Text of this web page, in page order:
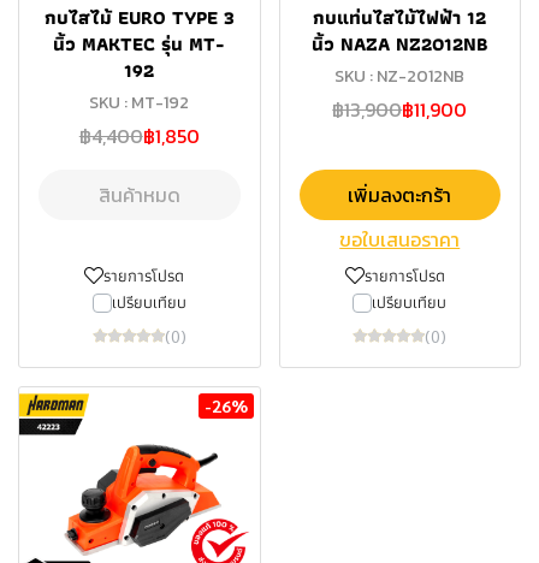
กบไสไม้ EURO TYPE 3
นิ้ว MAKTEC รุ่น MT-
192
SKU : MT-192
฿4,400฿1,850
สินค้าหมด
รายการโปรด
เปรียบเทียบ
(0)
กบแท่นไสไม้ไฟฟ้า 12
นิ้ว NAZA NZ2012NB
SKU : NZ-2012NB
฿13,900฿11,900
เพิ่มลงตะกร้า
ขอใบเสนอราคา
รายการโปรด
เปรียบเทียบ
(0)
-26%